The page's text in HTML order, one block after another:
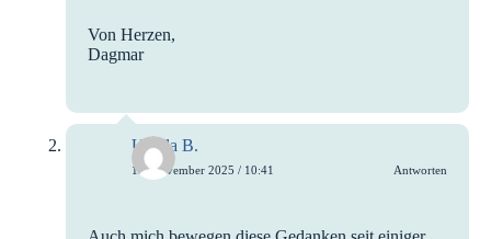
Von Herzen,
Dagmar
Ursula B.
12. November 2025 / 10:41 Antworten